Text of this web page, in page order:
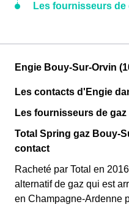
Les fournisseurs de
Engie Bouy-Sur-Orvin
Les contacts d'Engie
Les fournisseurs de
Total Spring gaz Bouy-
contact
Racheté par Total en
alternatif de gaz qui est
en Champagne-Ardenne